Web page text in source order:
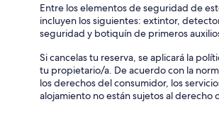
Entre los elementos de seguridad de
incluyen los siguientes: extintor,
seguridad y botiquín de primeros
Si cancelas tu reserva, se aplicará la
tu propietario/a. De acuerdo con la
los derechos del consumidor, los
alojamiento no están sujetos al derecho